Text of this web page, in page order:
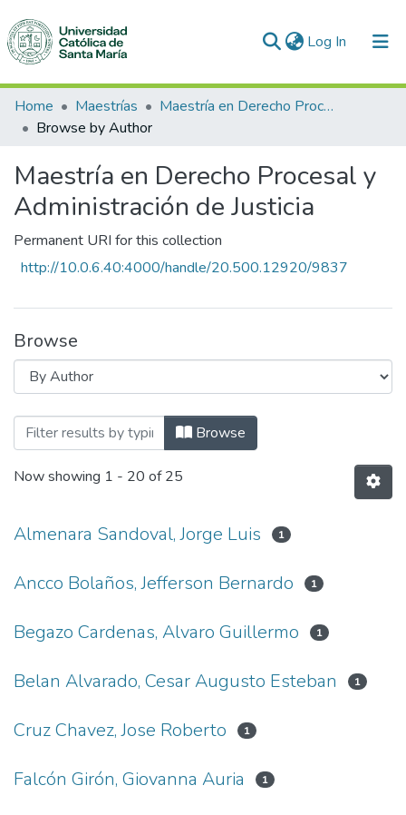
Log In (current)
Communities & Collections
All of DSpace
Home Maestrías
Maestría en Derecho Procesal y Administración de Justicia
Browse by Author
Maestría en Derecho Procesal y
Administración de Justicia
Permanent URI for this collection
http://10.0.6.40:4000/handle/20.500.12920/9837
Browse
Browsing Maestría en Derecho
Browse
Now showing 1 - 20 of 25
Almenara Sandoval, Jorge Luis 1
Ancco Bolaños, Jefferson Bernardo 1
Begazo Cardenas, Alvaro Guillermo 1
Belan Alvarado, Cesar Augusto Esteban 1
Cruz Chavez, Jose Roberto 1
Falcón Girón, Giovanna Auria 1